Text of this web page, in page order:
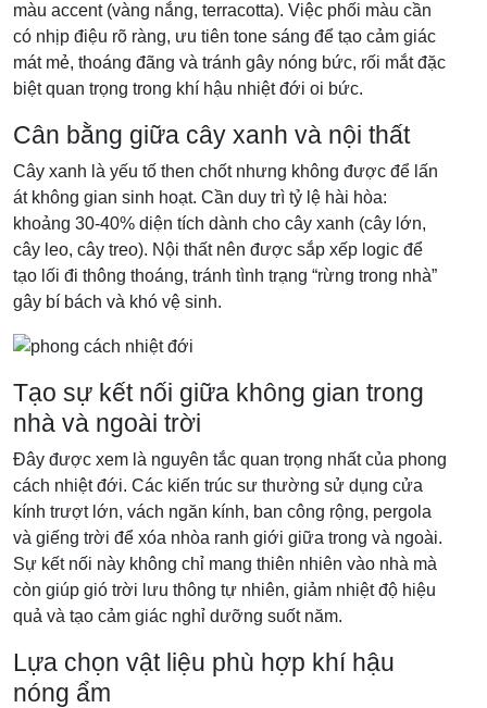
màu accent (vàng nắng, terracotta). Việc phối màu cần
có nhịp điệu rõ ràng, ưu tiên tone sáng để tạo cảm giác
mát mẻ, thoáng đãng và tránh gây nóng bức, rối mắt đặc
biệt quan trọng trong khí hậu nhiệt đới oi bức.
Cân bằng giữa cây xanh và nội thất
Cây xanh là yếu tố then chốt nhưng không được để lấn
át không gian sinh hoạt. Cần duy trì tỷ lệ hài hòa:
khoảng 30-40% diện tích dành cho cây xanh (cây lớn,
cây leo, cây treo). Nội thất nên được sắp xếp logic để
tạo lối đi thông thoáng, tránh tình trạng “rừng trong nhà”
gây bí bách và khó vệ sinh.
Tạo sự kết nối giữa không gian trong
nhà và ngoài trời
Đây được xem là nguyên tắc quan trọng nhất của phong
cách nhiệt đới. Các kiến trúc sư thường sử dụng cửa
kính trượt lớn, vách ngăn kính, ban công rộng, pergola
và giếng trời để xóa nhòa ranh giới giữa trong và ngoài.
Sự kết nối này không chỉ mang thiên nhiên vào nhà mà
còn giúp gió trời lưu thông tự nhiên, giảm nhiệt độ hiệu
quả và tạo cảm giác nghỉ dưỡng suốt năm.
Lựa chọn vật liệu phù hợp khí hậu
nóng ẩm